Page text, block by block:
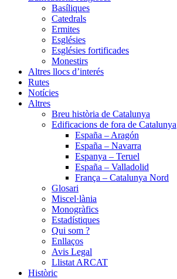
Basíliques
Catedrals
Ermites
Esglésies
Esglésies fortificades
Monestirs
Altres llocs d’interés
Rutes
Notícies
Altres
Breu història de Catalunya
Edificacions de fora de Catalunya
España – Aragón
España – Navarra
Espanya – Teruel
España – Valladolid
França – Catalunya Nord
Glosari
Miscel·lània
Monogràfics
Estadístiques
Qui som ?
Enllaços
Avis Legal
Llistat ARCAT
Històric